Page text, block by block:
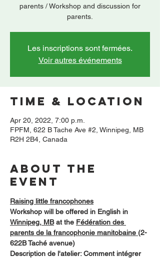
parents / Workshop and discussion for
parents.
Les inscriptions sont fermées.
Voir autres événements
Time & Location
Apr 20, 2022, 7:00 p.m.
FPFM, 622 B Tache Ave #2, Winnipeg, MB
R2H 2B4, Canada
About the
event
Raising little francophones
Workshop will be offered in English in
Winnipeg, MB at the Fédération des
parents de la francophonie manitobaine (2-
622B Taché avenue)
Description de l'atelier: Comment intégrer